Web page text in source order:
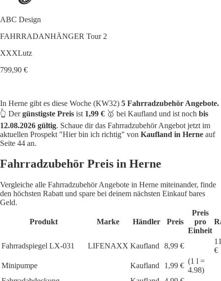
ABC Design
FAHRRADANHÄNGER Tour 2
XXXLutz
799,90 €
In Herne gibt es diese Woche (KW32) 5 Fahrradzubehör Angebote.
👆 Dergünstigste Preis ist 1,99 € 🥇 bei Kaufland und ist noch bis
12.08.2026 gültig. Schaue dir das Fahrradzubehör Angebot jetzt im
aktuellen Prospekt "Hier bin ich richtig" von Kaufland in Herne auf
Seite 44 an.
Fahrradzubehör Preis in Herne
Vergleiche alle Fahrradzubehör Angebote in Herne miteinander, finde
den höchsten Rabatt und spare bei deinem nächsten Einkauf bares
Geld.
Produkt Marke Händler Preis
Preis
pro
Einheit
Fahrradspiegel LX-031 LIFENAXX Kaufland 8,99 €
€
Minipumpe
Kaufland 1,99 €
(1 l =
4.98)